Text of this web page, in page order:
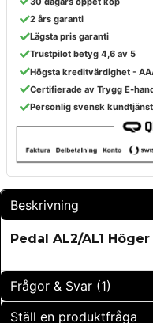
2 års garanti
Lägsta pris garanti
Trustpilot betyg 4,6 av 5
Högsta kreditvärdighet -
Certifierade av Trygg E-
Personlig svensk
Beskrivning
Pedal AL2/AL1
Frågor & Svar (1)
Ställ en produktfråga